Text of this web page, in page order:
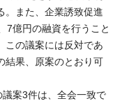
。また、企業誘致促進
7億円の融資を行うこと
この議案には反対であ
結果、原案のとおり可
案3件は、全会一致で